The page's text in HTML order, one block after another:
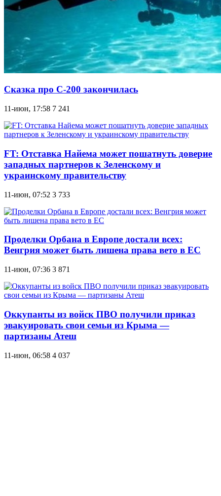
Сказка про С-200 закончилась
11-июн, 17:58 7 241
FT: Отставка Найема может пошатнуть доверие
западных партнеров к Зеленскому и
украинскому правительству
11-июн, 07:52 3 733
Проделки Орбана в Европе достали всех:
Венгрия может быть лишена права вето в ЕС
11-июн, 07:36 3 871
Оккупанты из войск ПВО получили приказ
эвакуировать свои семьи из Крыма —
партизаны Атеш
11-июн, 06:58 4 037